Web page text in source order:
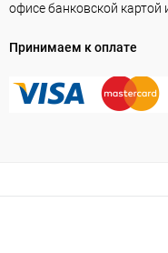
офисе банковской картой
Принимаем к оплате